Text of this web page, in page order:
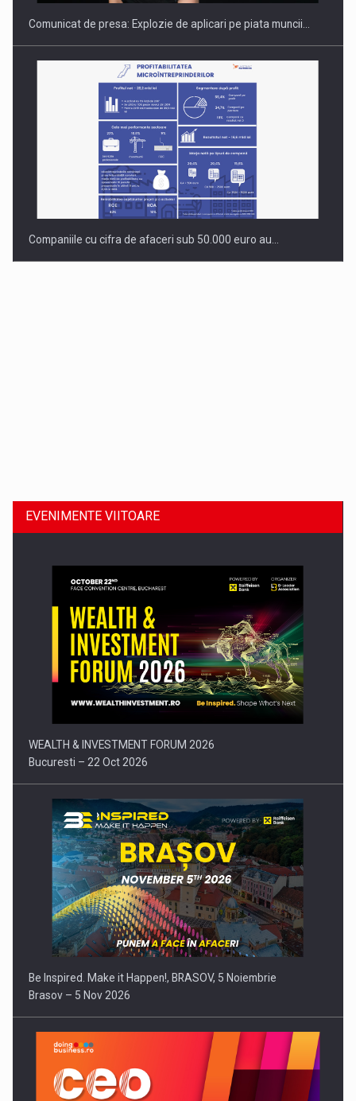
Comunicat de presa: Explozie de aplicari pe piata muncii…
Companiile cu cifra de afaceri sub 50.000 euro au…
Comunicat de presa: Joburile part-time reincep sa intre pe…
EVENIMENTE VIITOARE
WEALTH & INVESTMENT FORUM 2026
Bucuresti – 22 Oct 2026
Be Inspired. Make it Happen!, BRASOV, 5 Noiembrie
Brasov – 5 Nov 2026